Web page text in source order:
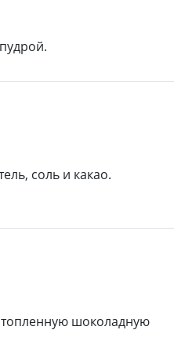
соль и какао.
шоколадную